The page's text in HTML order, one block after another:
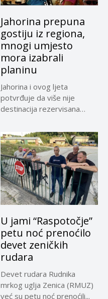
Jahorina prepuna
gostiju iz regiona,
mnogi umjesto
mora izabrali
planinu
Jahorina i ovog ljeta
potvrđuje da više nije
destinacija rezervisana
U jami “Raspotočje”
petu noć prenoćilo
devet zeničkih
rudara
Devet rudara Rudnika
mrkog uglja Zenica (RMUZ)
već su petu noć prenoćili...